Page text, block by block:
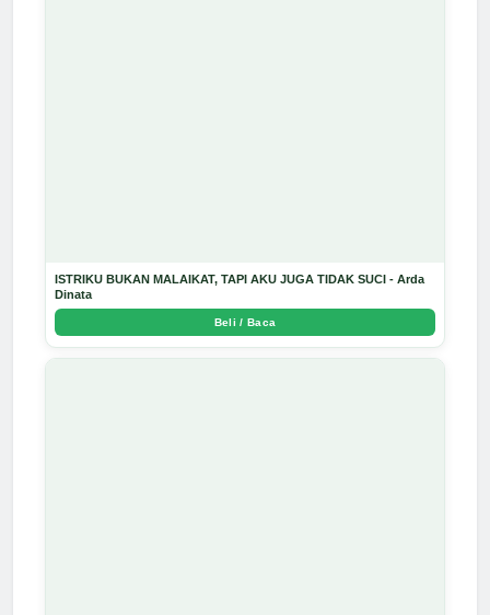
ISTRIKU BUKAN MALAIKAT, TAPI AKU JUGA TIDAK SUCI - Arda
Dinata
Beli / Baca